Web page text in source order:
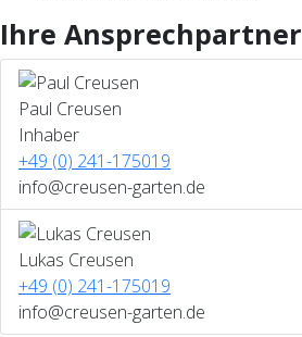
Ihre Ansprechpartner
Bild
Paul Creusen
Inhaber
+49 (0) 241-175019
info@creusen-garten.de
Bild
Lukas Creusen
+49 (0) 241-175019
info@creusen-garten.de